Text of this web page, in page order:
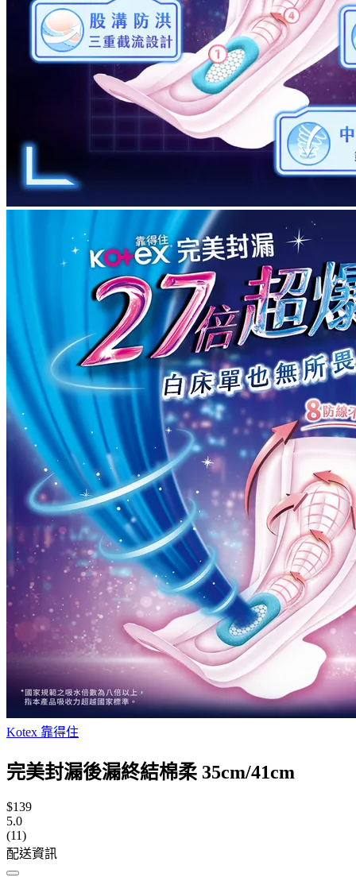
Kotex 靠得住
完美封漏後漏終結棉柔 35cm/41cm
$139
5.0
(11)
配送資訊